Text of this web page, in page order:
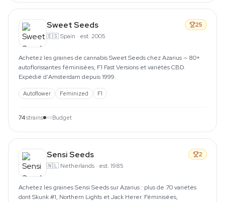
Sweet Seeds
🇪🇸Spain · est. 2005
25
Achetez les graines de cannabis Sweet Seeds chez Azarius — 80+
autoflorissantes féminisées, F1 Fast Versions et variétés CBD.
Expédié d'Amsterdam depuis 1999.
Autoflower Feminized F1
74strains Budget
Sensi Seeds
🇳🇱 Netherlands · est. 1985
2
Achetez les graines Sensi Seeds sur Azarius : plus de 70 variétés
dont Skunk #1, Northern Lights et Jack Herer. Féminisées,